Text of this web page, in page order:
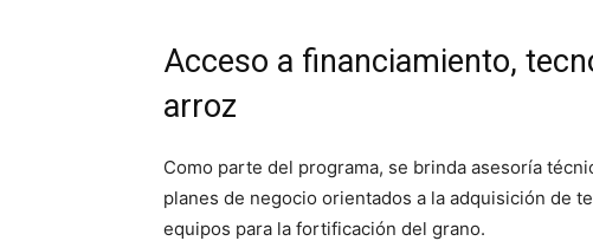
Acceso a financiamiento,
arroz
Como parte del programa, se brinda asesoría
planes de negocio orientados a la adquisición de
equipos para la fortificación del grano.